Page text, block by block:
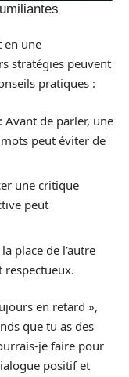
en une
stratégies peuvent
pratiques :
: Avant de parler, une
peut éviter de
une critique
peut
place de l’autre
respectueux.
en retard »,
que tu as des
je faire pour
positif et